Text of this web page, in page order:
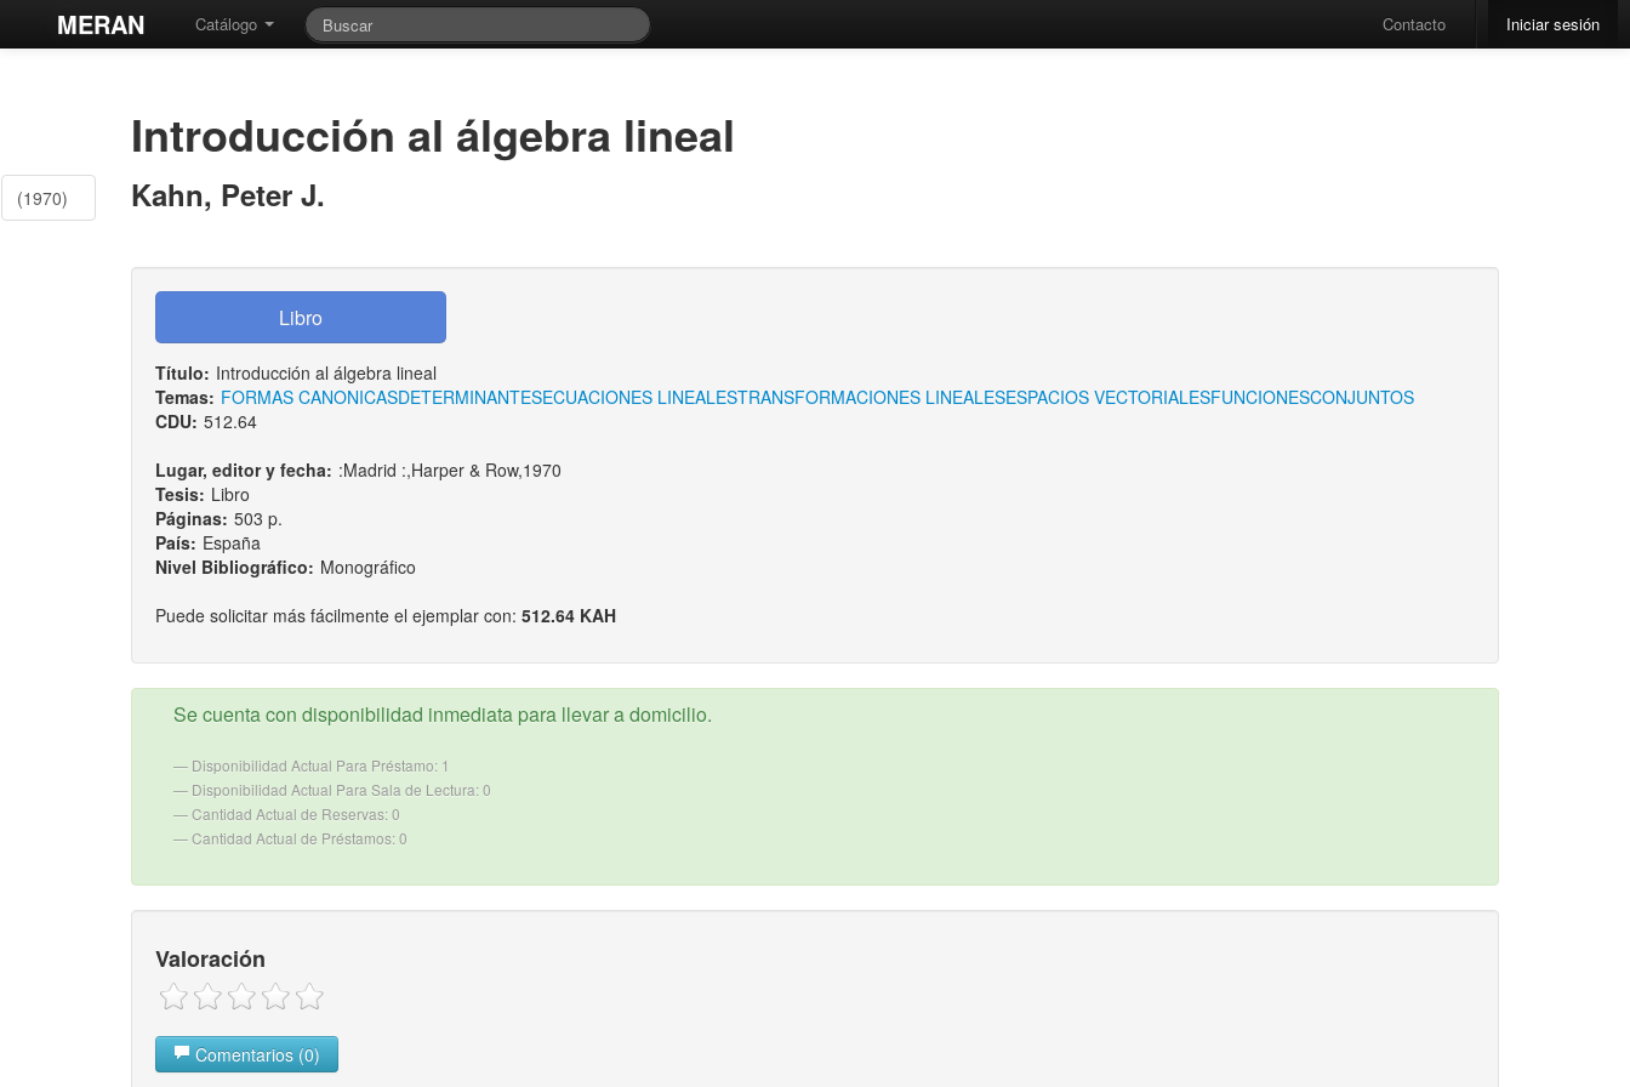
MERAN Catálogo Contacto Iniciar sesión
(1970)
Introducción al álgebra lineal
Kahn, Peter J.
Título: Introducción al álgebra lineal
Temas: FORMAS CANONICASDETERMINANTESECUACIONES LINEALESTRANSFORMACIONES LINEALESESPACIOS VECTORIALESFUNCIONESCONJUNTOS
CDU: 512.64
Lugar, editor y fecha: :Madrid :,Harper & Row,1970
Tesis: Libro
Páginas: 503 p.
País: España
Nivel Bibliográfico: Monográfico
Puede solicitar más fácilmente el ejemplar con: 512.64 KAH
Se cuenta con disponibilidad inmediata para llevar a domicilio.
Disponibilidad Actual Para Préstamo: 1
Disponibilidad Actual Para Sala de Lectura: 0
Cantidad Actual de Reservas: 0
Cantidad Actual de Préstamos: 0
Valoración
Comentarios (0)